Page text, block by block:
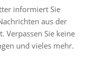
informiert Sie
aus der
Verpassen Sie keine
und vieles mehr.